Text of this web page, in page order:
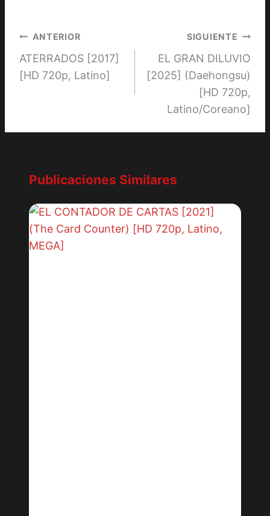
Navegación
de
ANTERIOR
ATERRADOS [2017]
[HD 720p, Latino]
SIGUIENTE
EL GRAN DILUVIO
[2025] (Daehongsu)
[HD 720p,
Latino/Coreano]
Publicaciones Similares